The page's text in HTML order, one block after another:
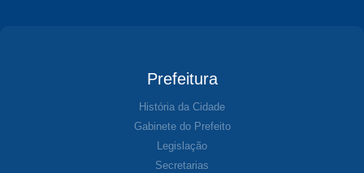
Prefeitura
História da Cidade
Gabinete do Prefeito
Legislação
Secretarias